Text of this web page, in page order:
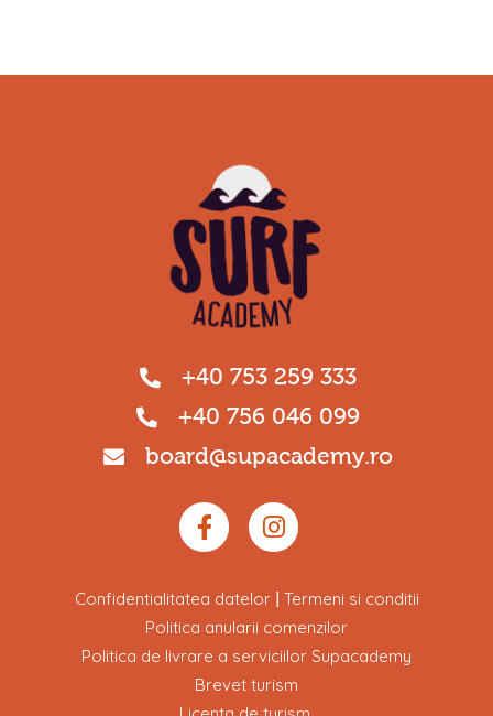
+40 753 259 333
+40 756 046 099
board@supacademy.ro
Confidentialitatea datelor| Termeni si conditii
Politica anularii comenzilor
Politica de livrare a serviciilor Supacademy
Brevet turism